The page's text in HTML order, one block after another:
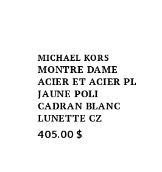
MICHAEL KORS
MONTRE DAME
ACIER ET ACIER PL
JAUNE POLI
CADRAN BLANC
LUNETTE CZ
405.00 $